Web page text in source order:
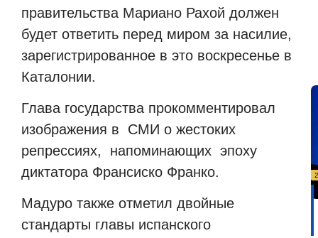
правительства Мариано Рахой должен
будет ответить перед миром за насилие,
зарегистрированное в это воскресенье в
Каталонии.
Глава государства прокомментировал
изображения в СМИ о жестоких
репрессиях,
напоминающих эпоху
диктатора Франсиско Франко.
Мадуро также отметил двойные
стандарты главы испанского